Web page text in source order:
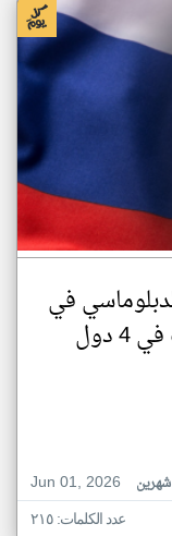
في
إفريقيا بافتتاح ممثليات في 4 دول
Jun 01, 2026
عدد الكلمات: ٢١٥